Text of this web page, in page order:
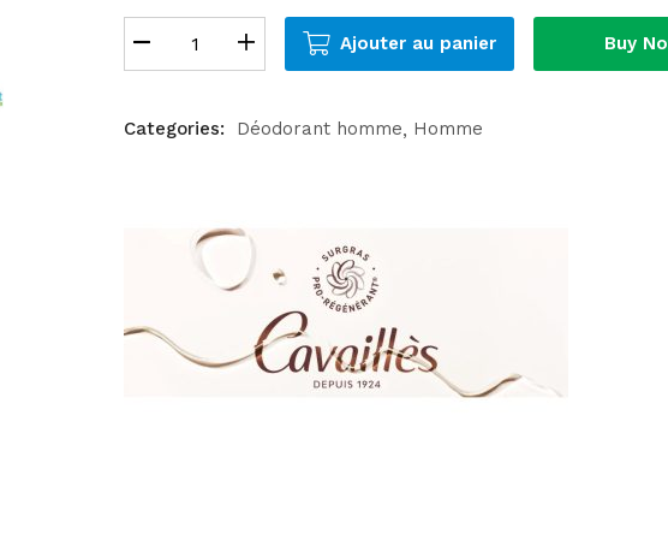
Ajouter au panier Buy
Categories: Déodorant homme Homme